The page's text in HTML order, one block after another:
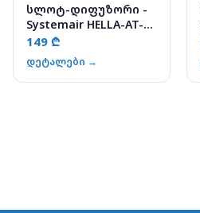
სლოტ-დიფუზორი -
Systemair HELLA-AT-2-
1800-B-0-0-A
149 ₾
დეტალები →